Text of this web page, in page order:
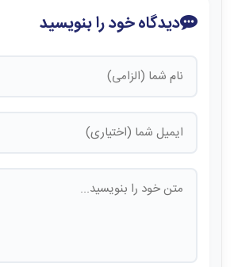
دیدگاه خود را بنویسید